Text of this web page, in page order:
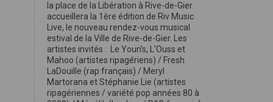
la place de la Libération à Rive-de-Gier
accueillera la 1ère édition de Riv Music
Live, le nouveau rendez-vous musical
estival de la Ville de Rive-de-Gier. Les
artistes invités : Le Youn’s, L'Ouss et
Mahoo (artistes ripagériens) / Fresh
LaDouille (rap français) / Meryl
Martorana et Stéphanie Lie (artistes
ripagériennes / variété pop années 80 à